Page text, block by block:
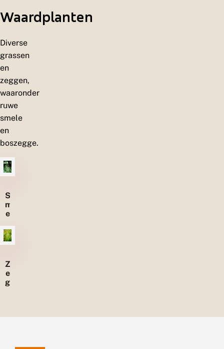
e
n
Waardplanten
Diverse
grassen
en
zeggen,
waaronder
ruwe
smele
en
boszegge.
S
m
e
e
Z
e
g